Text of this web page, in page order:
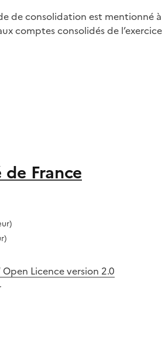
de consolidation est mentionné à
comptes consolidés de l’exercice
France
Licence version 2.0